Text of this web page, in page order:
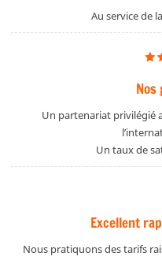
Au service de
Un partenariat privilégié
Un taux de
Excellent
Nous pratiquons des tarifs